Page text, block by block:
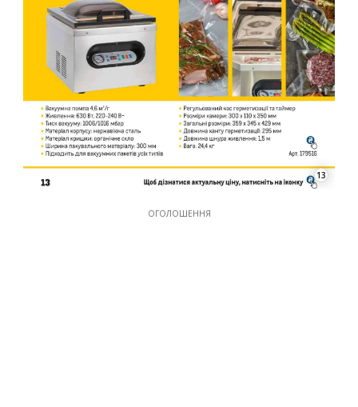
13
ОГОЛОШЕННЯ